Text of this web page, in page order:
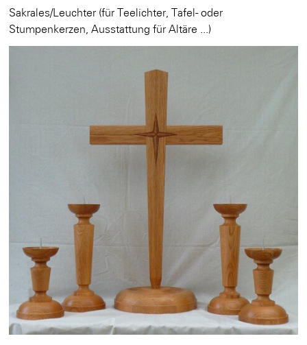
Sakrales/Leuchter (für Teelichter, Tafel- oder
Stumpenkerzen, Ausstattung für Altäre ...)